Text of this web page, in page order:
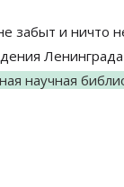
забыт и ничто
научная